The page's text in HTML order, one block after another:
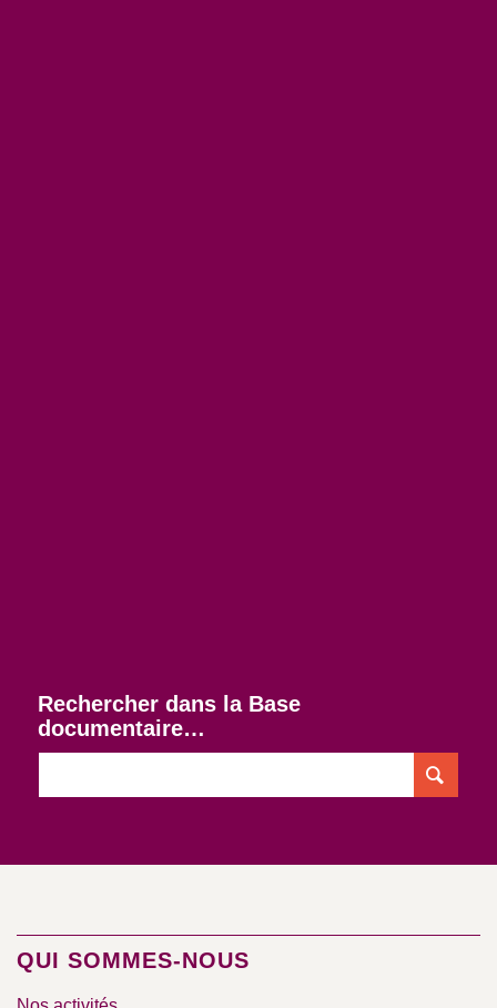
Rechercher dans la Base
documentaire…
QUI SOMMES-NOUS